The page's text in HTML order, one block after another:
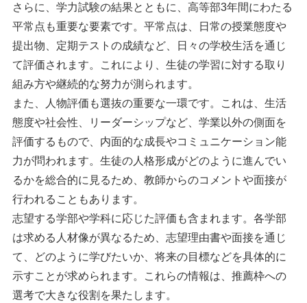
さらに、学力試験の結果とともに、高等部3年間にわたる
平常点も重要な要素です。平常点は、日常の授業態度や
提出物、定期テストの成績など、日々の学校生活を通じ
て評価されます。これにより、生徒の学習に対する取り
組み方や継続的な努力が測られます。
また、人物評価も選抜の重要な一環です。これは、生活
態度や社会性、リーダーシップなど、学業以外の側面を
評価するもので、内面的な成長やコミュニケーション能
力が問われます。生徒の人格形成がどのように進んでい
るかを総合的に見るため、教師からのコメントや面接が
行われることもあります。
志望する学部や学科に応じた評価も含まれます。各学部
は求める人材像が異なるため、志望理由書や面接を通じ
て、どのように学びたいか、将来の目標などを具体的に
示すことが求められます。これらの情報は、推薦枠への
選考で大きな役割を果たします。